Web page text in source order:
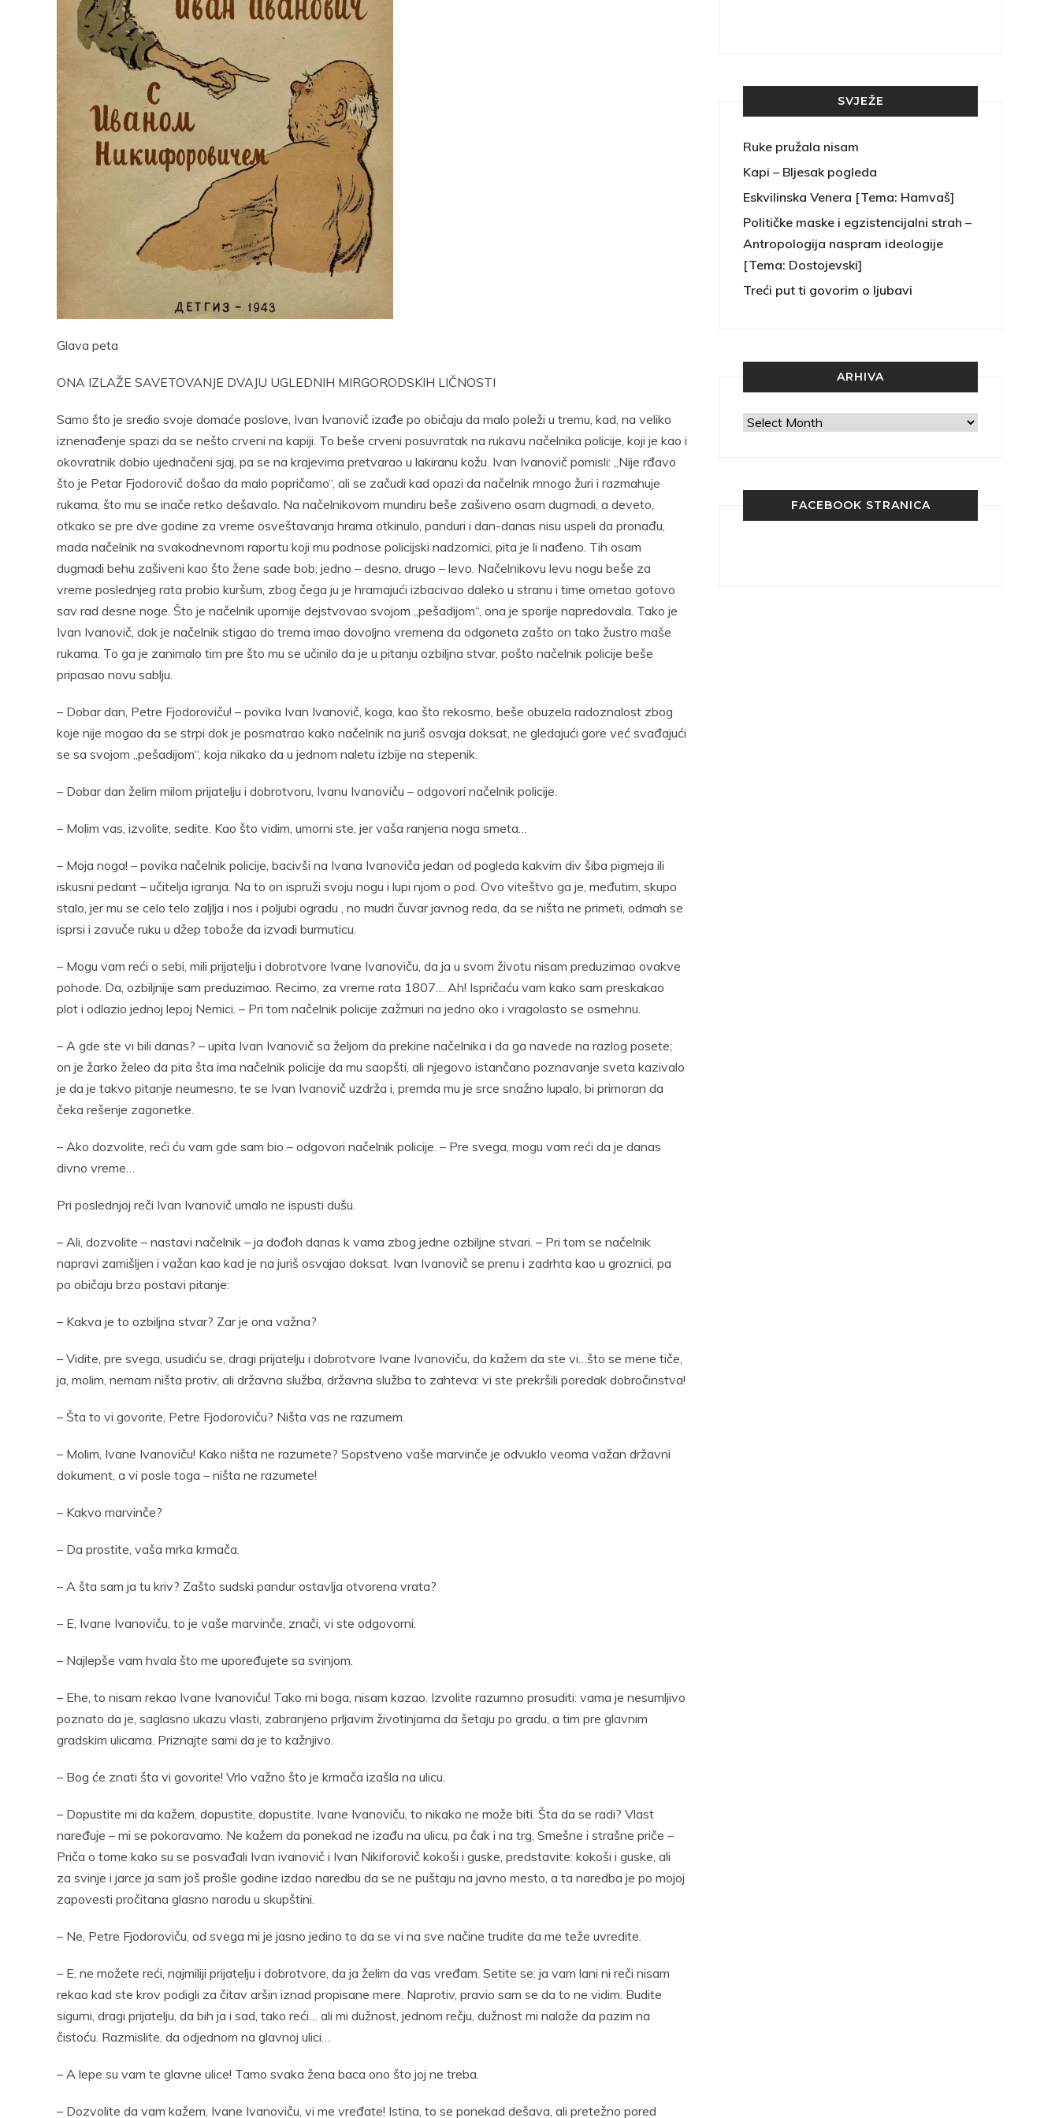
Glava peta
ONA IZLAŽE SAVETOVANJE DVAJU UGLEDNIH MIRGORODSKIH LIČNOSTI
Samo što je sredio svoje domaće poslove, Ivan Ivanovič izađe po običaju da malo poleži u tremu, kad, na veliko
iznenađenje spazi da se nešto crveni na kapiji. To beše crveni posuvratak na rukavu načelnika policije, koji je kao i
okovratnik dobio ujednačeni sjaj, pa se na krajevima pretvarao u lakiranu kožu. Ivan Ivanovič pomisli: „Nije rđavo
što je Petar Fjodorovič došao da malo popričamo“, ali se začudi kad opazi da načelnik mnogo žuri i razmahuje
rukama, što mu se inače retko dešavalo. Na načelnikovom mundiru beše zašiveno osam dugmadi, a deveto,
otkako se pre dve godine za vreme osveštavanja hrama otkinulo, panduri i dan-danas nisu uspeli da pronađu,
mada načelnik na svakodnevnom raportu koji mu podnose policijski nadzornici, pita je li nađeno. Tih osam
dugmadi behu zašiveni kao što žene sade bob; jedno – desno, drugo – levo. Načelnikovu levu nogu beše za
vreme poslednjeg rata probio kuršum, zbog čega ju je hramajući izbacivao daleko u stranu i time ometao gotovo
sav rad desne noge. Što je načelnik upornije dejstvovao svojom „pešadijom“, ona je sporije napredovala. Tako je
Ivan Ivanovič, dok je načelnik stigao do trema imao dovoljno vremena da odgoneta zašto on tako žustro maše
rukama. To ga je zanimalo tim pre što mu se učinilo da je u pitanju ozbiljna stvar, pošto načelnik policije beše
pripasao novu sablju.
– Dobar dan, Petre Fjodoroviču! – povika Ivan Ivanovič, koga, kao što rekosmo, beše obuzela radoznalost zbog
koje nije mogao da se strpi dok je posmatrao kako načelnik na juriš osvaja doksat, ne gledajući gore već svađajući
se sa svojom „pešadijom“, koja nikako da u jednom naletu izbije na stepenik.
– Dobar dan želim milom prijatelju i dobrotvoru, Ivanu Ivanoviču – odgovori načelnik policije.
– Molim vas, izvolite, sedite. Kao što vidim, umorni ste, jer vaša ranjena noga smeta…
– Moja noga! – povika načelnik policije, bacivši na Ivana Ivanoviča jedan od pogleda kakvim div šiba pigmeja ili
iskusni pedant – učitelja igranja. Na to on ispruži svoju nogu i lupi njom o pod. Ovo viteštvo ga je, međutim, skupo
stalo, jer mu se celo telo zaljlja i nos i poljubi ogradu , no mudri čuvar javnog reda, da se ništa ne primeti, odmah se
isprsi i zavuče ruku u džep tobože da izvadi burmuticu.
– Mogu vam reći o sebi, mili prijatelju i dobrotvore Ivane Ivanoviču, da ja u svom životu nisam preduzimao ovakve
pohode. Da, ozbiljnije sam preduzimao. Recimo, za vreme rata 1807… Ah! Ispričaću vam kako sam preskakao
plot i odlazio jednoj lepoj Nemici. – Pri tom načelnik policije zažmuri na jedno oko i vragolasto se osmehnu.
– A gde ste vi bili danas? – upita Ivan Ivanovič sa željom da prekine načelnika i da ga navede na razlog posete;
on je žarko želeo da pita šta ima načelnik policije da mu saopšti, ali njegovo istančano poznavanje sveta kazivalo
je da je takvo pitanje neumesno, te se Ivan Ivanovič uzdrža i, premda mu je srce snažno lupalo, bi primoran da
čeka rešenje zagonetke.
– Ako dozvolite, reći ću vam gde sam bio – odgovori načelnik policije. – Pre svega, mogu vam reći da je danas
divno vreme…
Pri poslednjoj reči Ivan Ivanovič umalo ne ispusti dušu.
– Ali, dozvolite – nastavi načelnik – ja dođoh danas k vama zbog jedne ozbiljne stvari. – Pri tom se načelnik
napravi zamišljen i važan kao kad je na juriš osvajao doksat. Ivan Ivanovič se prenu i zadrhta kao u groznici, pa
po običaju brzo postavi pitanje:
– Kakva je to ozbiljna stvar? Zar je ona važna?
– Vidite, pre svega, usudiću se, dragi prijatelju i dobrotvore Ivane Ivanoviču, da kažem da ste vi…što se mene tiče,
ja, molim, nemam ništa protiv, ali državna služba, državna služba to zahteva: vi ste prekršili poredak dobročinstva!
– Šta to vi govorite, Petre Fjodoroviču? Ništa vas ne razumem.
– Molim, Ivane Ivanoviču! Kako ništa ne razumete? Sopstveno vaše marvinče je odvuklo veoma važan državni
dokument, a vi posle toga – ništa ne razumete!
– Kakvo marvinče?
– Da prostite, vaša mrka krmača.
– A šta sam ja tu kriv? Zašto sudski pandur ostavlja otvorena vrata?
– E, Ivane Ivanoviču, to je vaše marvinče, znači, vi ste odgovorni.
– Najlepše vam hvala što me upoređujete sa svinjom.
– Ehe, to nisam rekao Ivane Ivanoviču! Tako mi boga, nisam kazao. Izvolite razumno prosuditi: vama je nesumljivo
poznato da je, saglasno ukazu vlasti, zabranjeno prljavim životinjama da šetaju po gradu, a tim pre glavnim
gradskim ulicama. Priznajte sami da je to kažnjivo.
– Bog će znati šta vi govorite! Vrlo važno što je krmača izašla na ulicu.
– Dopustite mi da kažem, dopustite, dopustite. Ivane Ivanoviču, to nikako ne može biti. Šta da se radi? Vlast
naređuje – mi se pokoravamo. Ne kažem da ponekad ne izađu na ulicu, pa čak i na trg, Smešne i strašne priče –
Priča o tome kako su se posvađali Ivan ivanovič i Ivan Nikiforovič kokoši i guske, predstavite: kokoši i guske, ali
za svinje i jarce ja sam još prošle godine izdao naredbu da se ne puštaju na javno mesto, a ta naredba je po mojoj
zapovesti pročitana glasno narodu u skupštini.
– Ne, Petre Fjodoroviču, od svega mi je jasno jedino to da se vi na sve načine trudite da me teže uvredite.
– E, ne možete reći, najmiliji prijatelju i dobrotvore, da ja želim da vas vređam. Setite se: ja vam lani ni reči nisam
rekao kad ste krov podigli za čitav aršin iznad propisane mere. Naprotiv, pravio sam se da to ne vidim. Budite
sigurni, dragi prijatelju, da bih ja i sad, tako reći… ali mi dužnost, jednom rečju, dužnost mi nalaže da pazim na
čistoću. Razmislite, da odjednom na glavnoj ulici…
– A lepe su vam te glavne ulice! Tamo svaka žena baca ono što joj ne treba.
– Dozvolite da vam kažem, Ivane Ivanoviču, vi me vređate! Istina, to se ponekad dešava, ali pretežno pored
Pocket
SVJEŽE
Ruke pružala nisam
Kapi – Bljesak pogleda
Eskvilinska Venera [Tema: Hamvaš]
Političke maske i egzistencijalni strah –
Antropologija naspram ideologije
[Tema: Dostojevski]
Treći put ti govorim o ljubavi
ARHIVA
Arhiva
FACEBOOK STRANICA